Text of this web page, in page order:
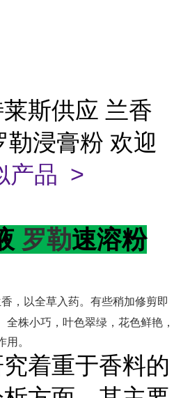
斯供应 兰香
浸膏粉 欢迎
产品 >
罗勒速溶粉
，以全草入药。有些稍加修剪即
全株小巧，叶色翠绿，花色鲜艳，
。
着重于香料的